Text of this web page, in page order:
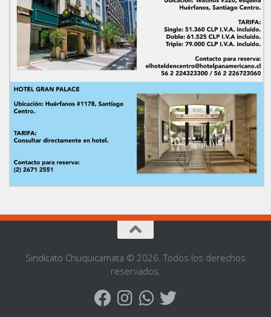
Sindicato Chuquicamata © 2026. Todos los derechos
reservados.